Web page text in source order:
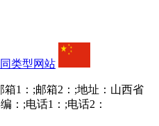
同类型网站
箱1：;邮箱2：;地址：山西省
：;电话1：;电话2：